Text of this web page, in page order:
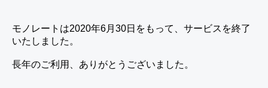
モノレートは2020年6月30日をもって、サービスを終了
いたしました。
長年のご利用、ありがとうございました。